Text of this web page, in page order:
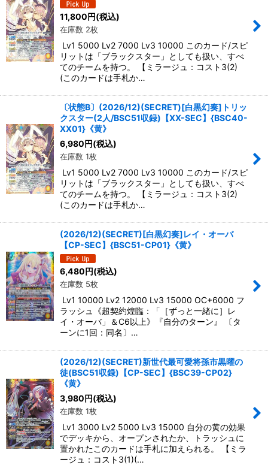
11,800円(税込)
在庫数 2枚
Lv1 5000 Lv2 7000 Lv3 10000 このカード/スピ
リットは「ブラックスター」としても扱い、すべ
てのチームを持つ。 【ミラージュ：コスト3(2)
(このカードは手札か…
〔状態B〕(2026/12)(SECRET)[白黒幻奏]トリッ
クスター(2人/BSC51収録)【XX-SEC】{BSC40-
XX01}《黄》
6,980円(税込)
在庫数 1枚
Lv1 5000 Lv2 7000 Lv3 10000 このカード/スピ
リットは「ブラックスター」としても扱い、すべ
てのチームを持つ。 【ミラージュ：コスト3(2)
(このカードは手札か…
(2026/12)(SECRET)[白黒幻奏]レイ・オーバ
【CP-SEC】{BSC51-CP01}《黄》
6,480円(税込)
在庫数 5枚
Lv1 10000 Lv2 12000 Lv3 15000 OC+6000 フ
ラッシュ《超契約煌臨：「［ずっと一緒に］レ
イ・オーバ」＆C6以上》『自分のターン』 〔タ
ーンに1回：同名〕…
(2026/12)(SECRET)新世代最可愛将孫市黒曜の
徒(BSC51収録)【CP-SEC】{BSC39-CP02}
《黄》
3,980円(税込)
在庫数 1枚
Lv1 3000 Lv2 5000 Lv3 15000 自分の黄の効果
でデッキから、オープンされたか、トラッシュに
置かれたこのカードは手札に加えられる。 【ミラ
ージュ：コスト3(1)(…